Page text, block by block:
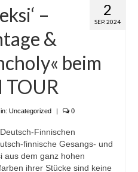
2
SEP. 2024
–
&
beim
TOUR
Uncategorized 0
Finnischen
finnische Gesangs- und
aus dem ganz hohen
ihrer Stücke sind keine